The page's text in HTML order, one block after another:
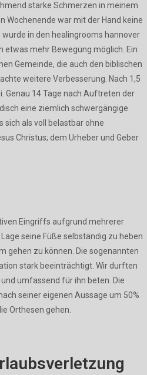
starke Schmerzen in meinem
Wochenende war mit der Hand keine
in den healingrooms hannover
etwas mehr Bewegung möglich. Ein
Gemeinde, die auch den biblischen
weitere Verbesserung. Nach 1,5
Genau 14 Tage nach Auftreten der
eine ziemlich schwergängige
sich als voll belastbar ohne
Christus; dem Urheber und Geber
Eingriffs aufgrund mehrerer
seine Füße selbständig zu heben
gehen zu können. Die sogenannten
stark beeinträchtigt. Wir durften
umfassend für ihn beten. Die
seiner eigenen Aussage um 50%
Orthesen gehen.